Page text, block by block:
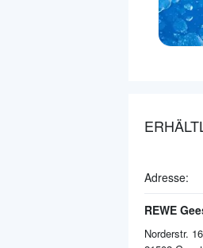
Adresse:
REWE
Norderstr. 16